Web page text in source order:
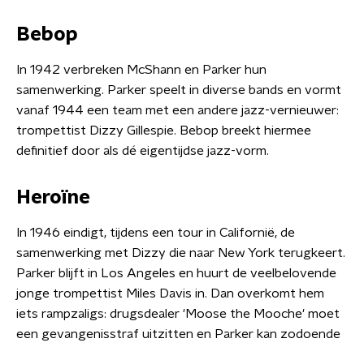
Bebop
In 1942 verbreken McShann en Parker hun
samenwerking. Parker speelt in diverse bands en vormt
vanaf 1944 een team met een andere jazz-vernieuwer:
trompettist Dizzy Gillespie. Bebop breekt hiermee
definitief door als dé eigentijdse jazz-vorm.
Heroïne
In 1946 eindigt, tijdens een tour in Californië, de
samenwerking met Dizzy die naar New York terugkeert.
Parker blijft in Los Angeles en huurt de veelbelovende
jonge trompettist Miles Davis in. Dan overkomt hem
iets rampzaligs: drugsdealer 'Moose the Mooche' moet
een gevangenisstraf uitzitten en Parker kan zodoende